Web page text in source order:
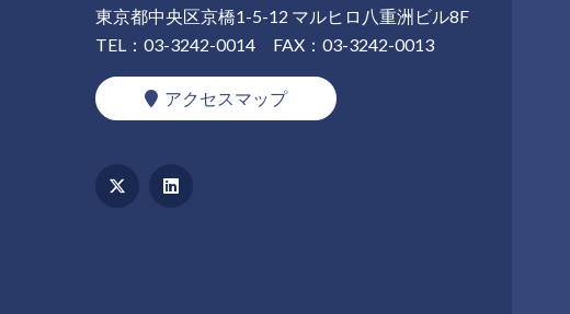
東京都中央区京橋1-5-12 マルヒロ八重洲ビル8F
TEL：03-3242-0014 FAX：03-3242-0013
アクセスマップ